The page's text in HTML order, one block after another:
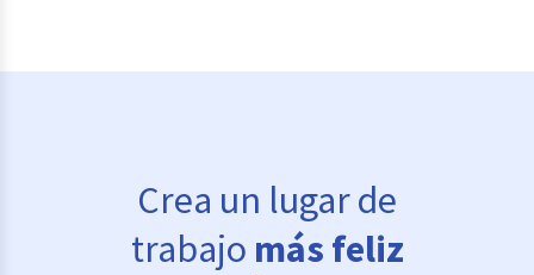
Crea un lugar de
trabajo más feliz